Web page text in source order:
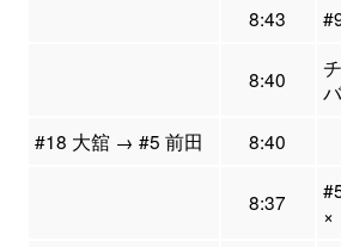
8:43
8:40
#18 大舘 → #5 前田
8:40
8:37
×